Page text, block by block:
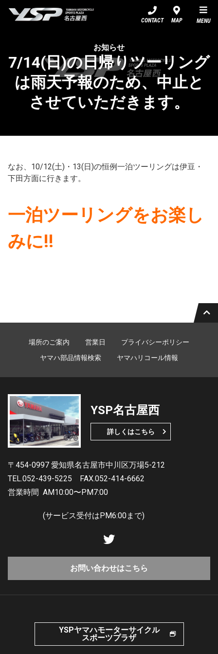
CONTACT MAP MENU
お知らせ
7/14(日)の日帰りツーリング
は雨天予報のため、中止と
させていただきます。
なお、10/12(土)・13(日)の恒例一泊ツーリングは伊豆・
下田方面に行きます。
一泊ツーリングをお楽し
みに!!
場所のご案内 営業日
プライバシーポリシー
ヤマハ部品情報検索
ヤマハリコール情報
YSP名古屋西
詳しくはこちら
〒454-0997 愛知県名古屋市中川区万場5-212
TEL.052-439-5225
FAX.052-414-6662
営業時間 AM10:00〜PM7:00
(サービス受付はPM6:00まで)
お問い合わせはこちら
YSPヤマハモーターサイクル
スポーツプラザ